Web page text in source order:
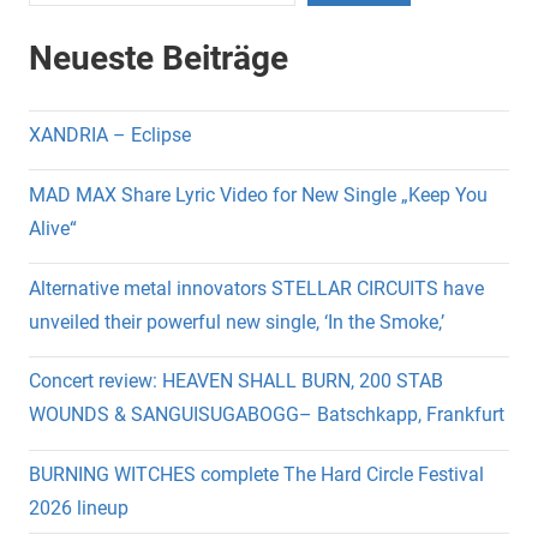
Neueste Beiträge
XANDRIA – Eclipse
MAD MAX Share Lyric Video for New Single „Keep You
Alive“
Alternative metal innovators STELLAR CIRCUITS have
unveiled their powerful new single, ‘In the Smoke,’
Concert review: HEAVEN SHALL BURN, 200 STAB
WOUNDS & SANGUISUGABOGG– Batschkapp, Frankfurt
BURNING WITCHES complete The Hard Circle Festival
2026 lineup